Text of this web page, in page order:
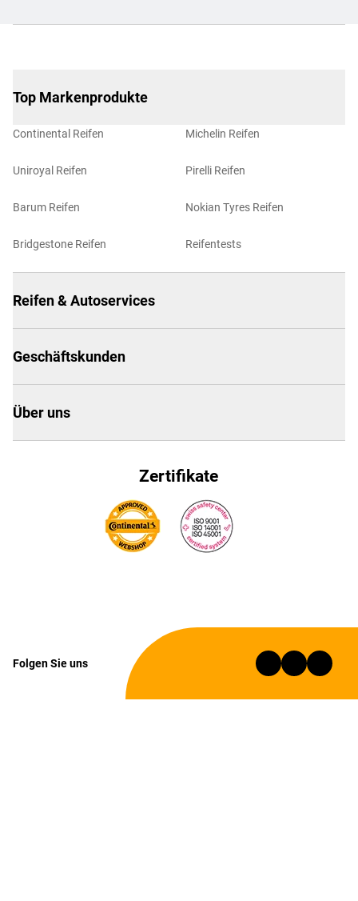
Top Markenprodukte
Continental Reifen
Uniroyal Reifen
Barum Reifen
Bridgestone Reifen
Michelin Reifen
Pirelli Reifen
Nokian Tyres Reifen
Reifentests
Reifen & Autoservices
Geschäftskunden
Über uns
Zertifikate
Folgen Sie uns